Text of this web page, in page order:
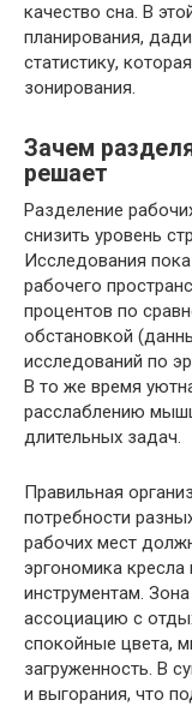
качество сна. В
планирования,
статистику,
зонирования.
Зачем
решает
Разделение
снизить уровень
Исследования
рабочего
процентов по
обстановкой
исследований по
В то же время
расслаблению
длительных задач.
Правильная
потребности
рабочих мест
эргономика
инструментам.
ассоциацию с
спокойные цвета,
загруженность. В
и выгорания, что